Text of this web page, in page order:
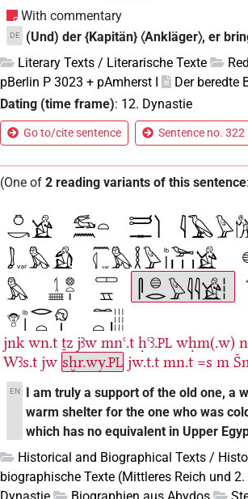
With commentary
DE
(Und) der {Kapitän} 〈Ankläger〉, er
Literary Texts / Literarische Texte
pBerlin P 3023 + pAmherst I
Der beredte
Dating (time frame): 12. Dynastie
Go to/cite sentence Sentence no.
(One of 2 reading variants of this sentence:
jnk wn.t ṯz jꜣw mnꜥ.t ḥꜥꜣ.PL wḥm(.w)
Wꜣs.t jw sḫr.wy.PL jw.t.t mn.t =s m
EN
I am truly a support of the old one, a
warm shelter for the one who was
which has no equivalent in Upper
Historical and Biographical Texts /
biographische Texte (Mittleres Reich und